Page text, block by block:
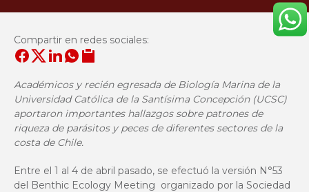
Compartir en redes sociales:
Académicos y recién egresada de Biología Marina de la
Universidad Católica de la Santísima Concepción (UCSC)
aportaron importantes hallazgos sobre patrones de
riqueza de parásitos y peces de diferentes sectores de la
costa de Chile.
Entre el 1 al 4 de abril pasado, se efectuó la versión N°53
del Benthic Ecology Meeting organizado por la Sociedad